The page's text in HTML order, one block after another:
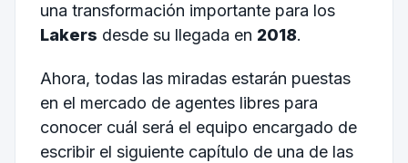
una transformación importante para los
Lakers desde su llegada en 2018.
Ahora, todas las miradas estarán puestas
en el mercado de agentes libres para
conocer cuál será el equipo encargado de
escribir el siguiente capítulo de una de las